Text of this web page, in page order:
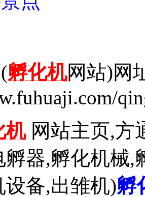
孵化机网站)网
机网站主页,方
孵器,孵化机械,
设备,出雏机)孵